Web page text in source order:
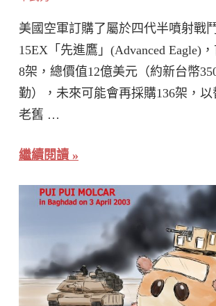
美國空軍訂購了屬於四代半噴射戰
15EX「先進鷹」(Advanced Eagle)
8架，總價值12億美元（約新台幣
勤），未來可能會再採購136架，
老舊 …
繼續閱讀